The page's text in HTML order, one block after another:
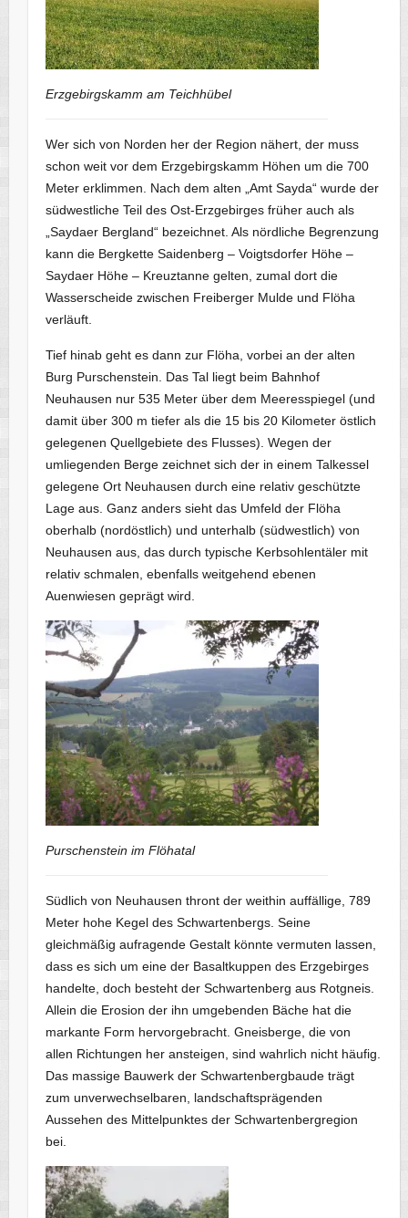
Erzgebirgskamm am Teichhübel
Wer sich von Norden her der Region nähert, der muss
schon weit vor dem Erzgebirgskamm Höhen um die 700
Meter erklimmen. Nach dem alten „Amt Sayda“ wurde der
südwestliche Teil des Ost-Erzgebirges früher auch als
„Saydaer Bergland“ bezeichnet. Als nördliche Begrenzung
kann die Bergkette Saidenberg – Voigtsdorfer Höhe –
Saydaer Höhe – Kreuztanne gelten, zumal dort die
Wasserscheide zwischen Freiberger Mulde und Flöha
verläuft.
Tief hinab geht es dann zur Flöha, vorbei an der alten
Burg Purschenstein. Das Tal liegt beim Bahnhof
Neuhausen nur 535 Meter über dem Meeresspiegel (und
damit über 300 m tiefer als die 15 bis 20 Kilometer östlich
gelegenen Quellgebiete des Flusses). Wegen der
umliegenden Berge zeichnet sich der in einem Talkessel
gelegene Ort Neuhausen durch eine relativ geschützte
Lage aus. Ganz anders sieht das Umfeld der Flöha
oberhalb (nordöstlich) und unterhalb (südwestlich) von
Neuhausen aus, das durch typische Kerbsohlentäler mit
relativ schmalen, ebenfalls weitgehend ebenen
Auenwiesen geprägt wird.
Purschenstein im Flöhatal
Südlich von Neuhausen thront der weithin auffällige, 789
Meter hohe Kegel des Schwartenbergs. Seine
gleichmäßig aufragende Gestalt könnte vermuten lassen,
dass es sich um eine der Basaltkuppen des Erzgebirges
handelte, doch besteht der Schwartenberg aus Rotgneis.
Allein die Erosion der ihn umgebenden Bäche hat die
markante Form hervorgebracht. Gneisberge, die von
allen Richtungen her ansteigen, sind wahrlich nicht häufig.
Das massige Bauwerk der Schwartenbergbaude trägt
zum unverwechselbaren, landschaftsprägenden
Aussehen des Mittelpunktes der Schwartenbergregion
bei.